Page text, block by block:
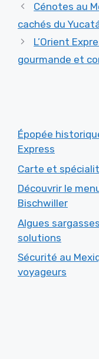
Cénotes au
cachés du
L’Orient
gourmande et
Épopée
Express
Carte et
Découvrir le
Bischwiller
Algues
solutions
Sécurité au
voyageurs